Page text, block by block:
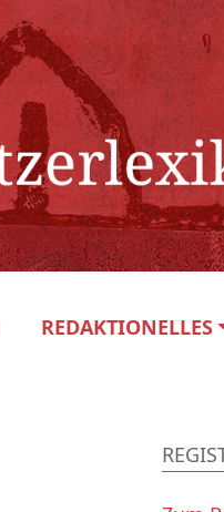
REDAKTIONELLES